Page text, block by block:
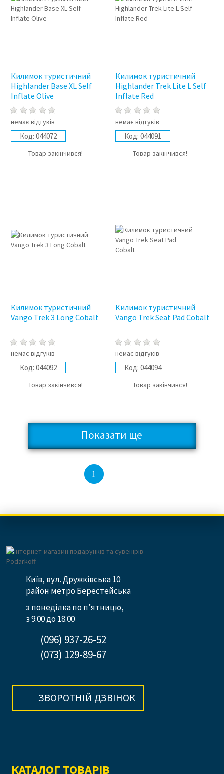
Килимок туристичний
Highlander Base XL Self
Inflate Olive
немає відгуків
Код: 044072
Товар закінчився!
Килимок туристичний
Highlander Trek Lite L Self
Inflate Red
немає відгуків
Код: 044091
Товар закінчився!
Килимок туристичний
Vango Trek 3 Long Cobalt
немає відгуків
Код: 044092
Товар закінчився!
Килимок туристичний
Vango Trek Seat Pad Cobalt
немає відгуків
Код: 044094
Товар закінчився!
Показати ще
1
Київ, вул. Дружківська 10
район метро Берестейська
з понеділка по п’ятницю,
з 9.00 до 18.00
(096) 937-26-52
(073) 129-89-67
ЗВОРОТНІЙ ДЗВІНОК
КАТАЛОГ ТОВАРІВ